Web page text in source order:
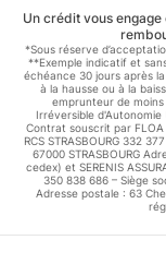
Un crédit vous
*Sous réserve
**Exemple indicatif et
échéance 30 jours après
à la hausse ou à la
emprunteur de
Irréversible d'Autonomie
Contrat souscrit par FLOA
RCS STRASBOURG 332
67000 STRASBOURG
cedex) et SERENIS
350 838 686 – Siège
Adresse postale : 63